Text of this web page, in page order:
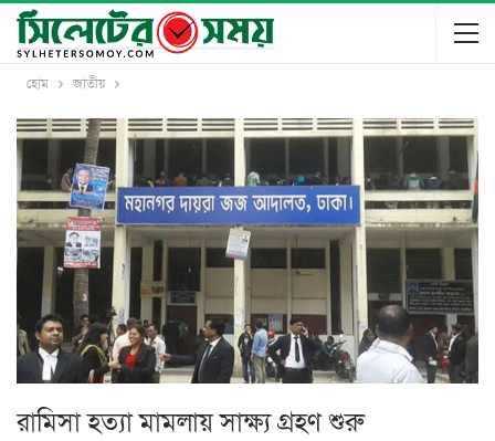
হোম জাতীয়
রামিসা হত্যা মামলায় সাক্ষ্য গ্রহণ শুরু